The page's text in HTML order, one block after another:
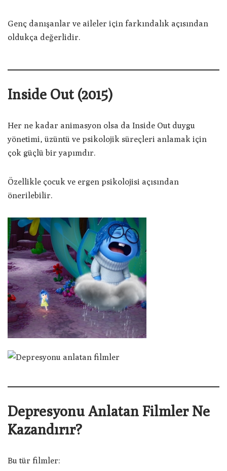
Genç danışanlar ve aileler için farkındalık açısından
oldukça değerlidir.
Inside Out (2015)
Her ne kadar animasyon olsa da Inside Out duygu
yönetimi, üzüntü ve psikolojik süreçleri anlamak için
çok güçlü bir yapımdır.
Özellikle çocuk ve ergen psikolojisi açısından
önerilebilir.
Depresyonu Anlatan Filmler Ne
Kazandırır?
Bu tür filmler: